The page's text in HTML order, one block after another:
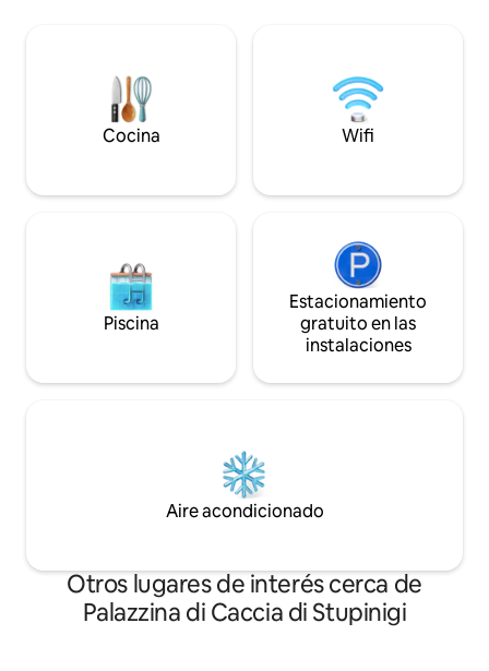
de la autopista y es perfecto para unas
vacaciones relajantes.
minuto a pie!
Cocina Wifi
Piscina
Estacionamiento
gratuito en las
instalaciones
Aire acondicionado
Otros lugares de interés cerca de
Palazzina di Caccia di Stupinigi